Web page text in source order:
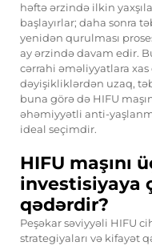
həftə ərzində ilkin
başlayırlar; daha sonra
yenidən qurulması
ay ərzində davam edir.
cərrahi əməliyyatlara
dəyişikliklərdən uzaq,
buna görə də HIFU
əhəmiyyətli anti-
ideal seçimdir.
HIFU maşını
investisiyaya
qədərdir?
Peşəkar səviyyəli HIFU
strategiyaları və kifayət